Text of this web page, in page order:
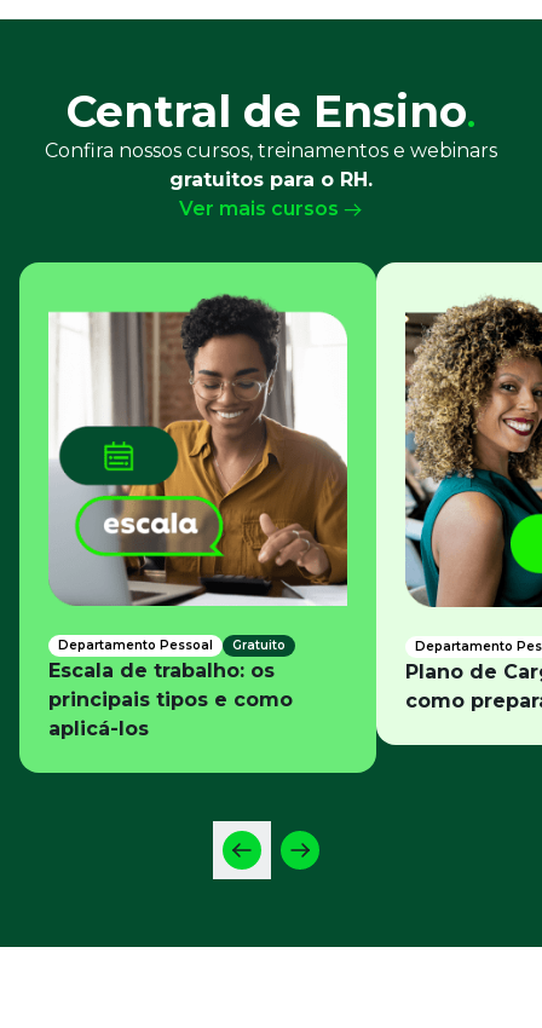
pesquisa, desenvolvimento tecnológico, regulamentação
Central de Ensino.
Confira nossos cursos, treinamentos e webinars
gratuitos para o RH.
Ver mais cursos
Departamento Pessoal Gratuito
Escala de trabalho: os
principais tipos e como
aplicá-los
Departamento
Plano de
como